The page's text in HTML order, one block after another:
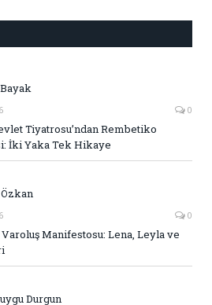
0
Tiyatrosu’ndan Rembetiko
İki Yaka Tek Hikaye
0
Varoluş Manifestosu: Lena, Leyla ve
Durgun